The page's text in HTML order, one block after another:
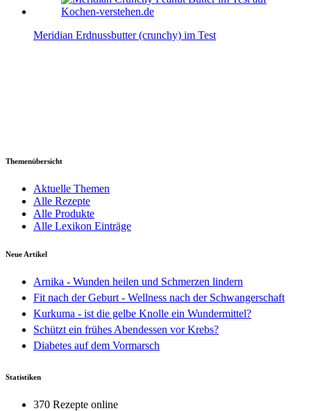
Meridian Erdnussbutter (crunchy) im Test
Themenübersicht
Aktuelle Themen
Alle Rezepte
Alle Produkte
Alle Lexikon Einträge
Neue Artikel
Arnika - Wunden heilen und Schmerzen lindern
Fit nach der Geburt - Wellness nach der Schwangerschaft
Kurkuma - ist die gelbe Knolle ein Wundermittel?
Schützt ein frühes Abendessen vor Krebs?
Diabetes auf dem Vormarsch
Statistiken
370 Rezepte online